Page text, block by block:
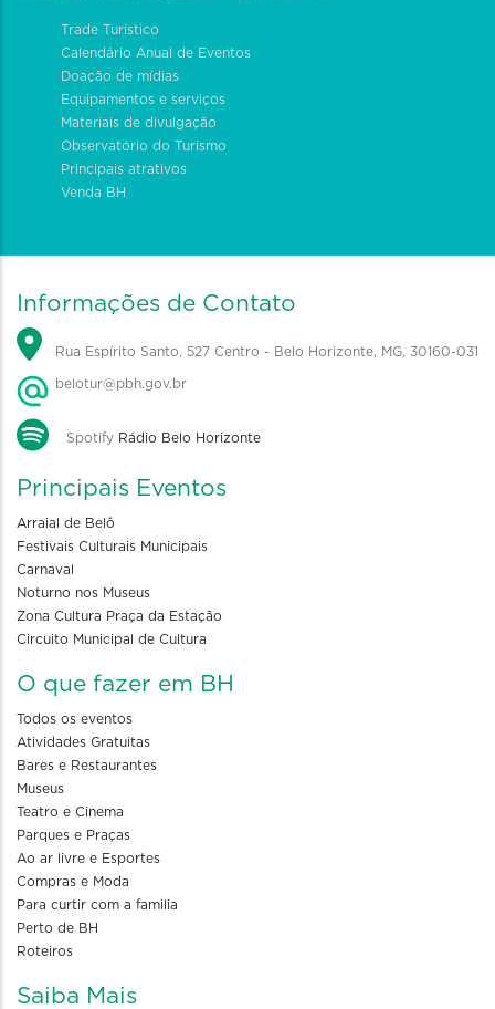
Trade Turístico
Calendário Anual de Eventos
Doação de mídias
Equipamentos e serviços
Materiais de divulgação
Observatório do Turismo
Principais atrativos
Venda BH
Informações de Contato
Rua Espírito Santo, 527 Centro - Belo Horizonte, MG, 30160-031
belotur@pbh.gov.br
Spotify Rádio Belo Horizonte
Principais Eventos
Arraial de Belô
Festivais Culturais Municipais
Carnaval
Noturno nos Museus
Zona Cultura Praça da Estação
Circuito Municipal de Cultura
O que fazer em BH
Todos os eventos
Atividades Gratuitas
Bares e Restaurantes
Museus
Teatro e Cinema
Parques e Praças
Ao ar livre e Esportes
Compras e Moda
Para curtir com a familia
Perto de BH
Roteiros
Saiba Mais